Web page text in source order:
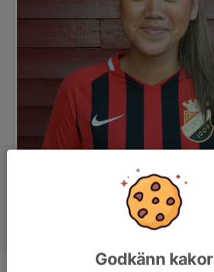
Godkänn kakor